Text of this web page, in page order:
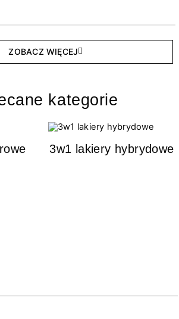
ZOBACZ WIĘCEJ
kategorie
3w1 lakiery hybrydowe